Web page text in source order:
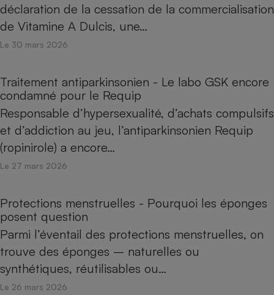
déclaration de la cessation de la commercialisation
de Vitamine A Dulcis, une…
Le 30 mars 2026
Traitement antiparkinsonien - Le labo GSK encore
condamné pour le Requip
Responsable d’hypersexualité, d’achats compulsifs
et d’addiction au jeu, l’antiparkinsonien Requip
(ropinirole) a encore…
Le 27 mars 2026
Protections menstruelles - Pourquoi les éponges
posent question
Parmi l’éventail des protections menstruelles, on
trouve des éponges – naturelles ou
synthétiques, réutilisables ou…
Le 26 mars 2026